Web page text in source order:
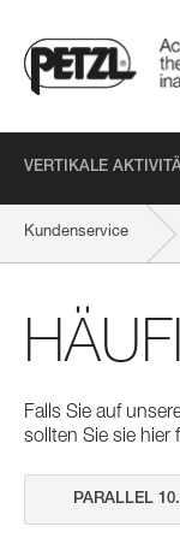
VERTIKALE
Kundenservice
Falls Sie auf
sollten Sie sie hier